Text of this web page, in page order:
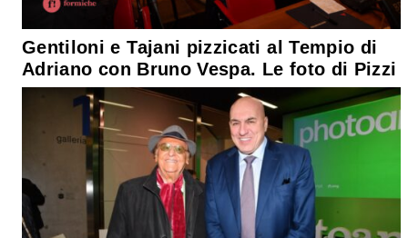
Gentiloni e Tajani pizzicati al Tempio di
Adriano con Bruno Vespa. Le foto di Pizzi